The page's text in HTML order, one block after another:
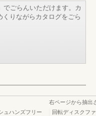
でごらんいただけます。カ
りながらカタログをごら
ュハンズフリー
右ページから抽出
回転ディスクフ